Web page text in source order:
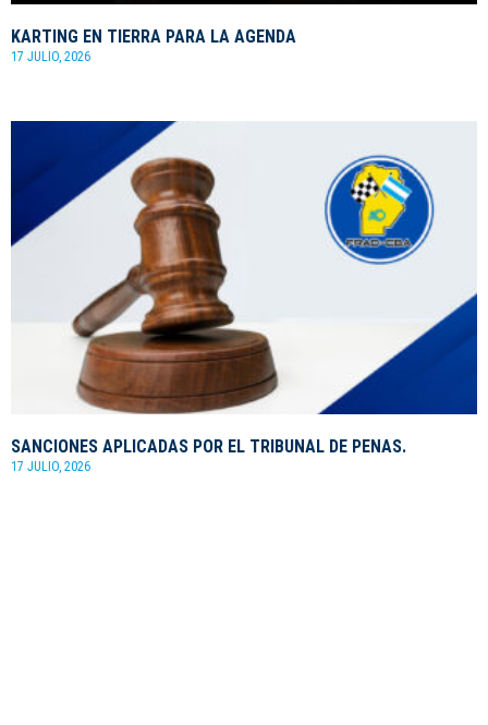
KARTING EN TIERRA PARA LA AGENDA
17 JULIO, 2026
SANCIONES APLICADAS POR EL TRIBUNAL DE PENAS.
17 JULIO, 2026